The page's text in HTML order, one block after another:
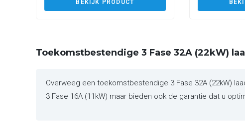
BEKIJK PRODUCT
Toekomstbestendige 3 Fase 32A (22kW)
Overweeg een toekomstbestendige 3 Fase 32A (22kW)
3 Fase 16A (11kW) maar bieden ook de garantie dat u